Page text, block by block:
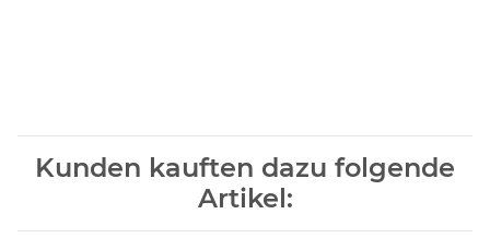
Kunden kauften dazu folgende
Artikel: